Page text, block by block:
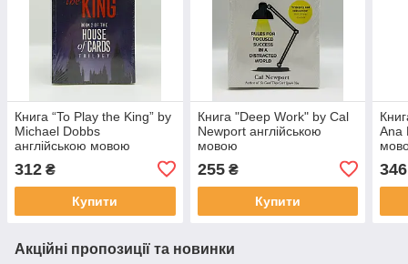
Книга “To Play the King” by
Michael Dobbs
англійською мовою
312 ₴
Купити
Книга "Deep Work" by Cal
Newport англійською
мовою
255₴
Купити
Ana
346
Акційні пропозиції та новинки